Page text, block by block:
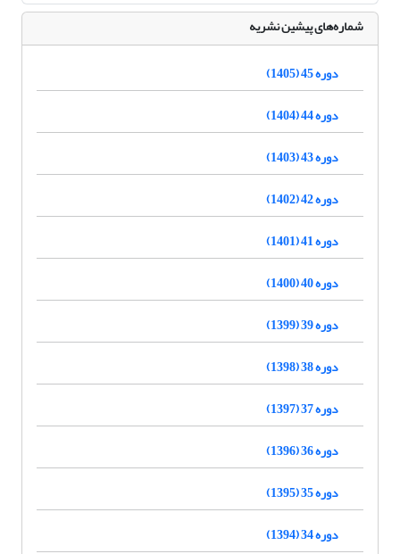
شماره‌های پیشین نشریه
دوره 45 (1405)
دوره 44 (1404)
دوره 43 (1403)
دوره 42 (1402)
دوره 41 (1401)
دوره 40 (1400)
دوره 39 (1399)
دوره 38 (1398)
دوره 37 (1397)
دوره 36 (1396)
دوره 35 (1395)
دوره 34 (1394)